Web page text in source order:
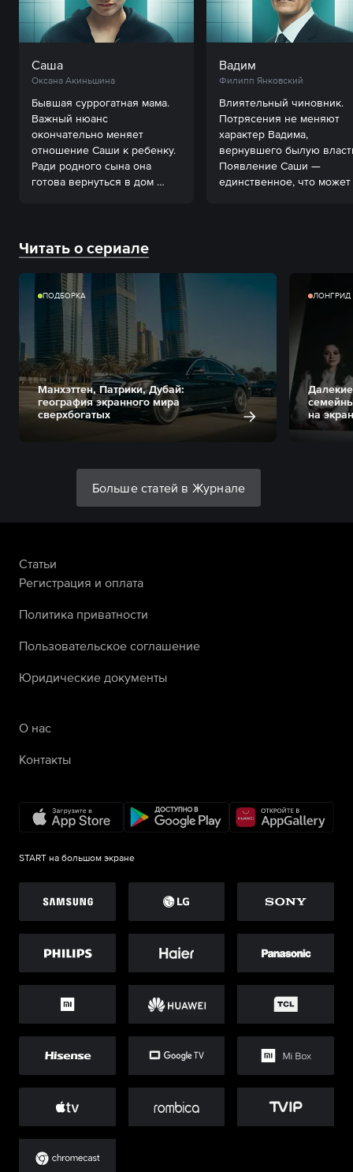
Саша
Оксана Акиньшина
Бывшая суррогатная мама.
Важный нюанс
окончательно меняет
отношение Саши к ребенку.
Ради родного сына она
готова вернуться в дом
Вадим
Филипп Янковский
Влиятельный чиновник.
Потрясения не меняют
характер Вадима,
вернувшего былую
Появление Саши —
единственное, что может
Читать о сериале
ПОДБОРКА
Манхэттен, Патрики, Дубай:
география экранного мира
сверхбогатых
ЛОНГРИД
на
Больше статей в Журнале
Статьи
Регистрация и оплата
Политика приватности
Пользовательское соглашение
Юридические документы
О нас
Контакты
START на большом экране